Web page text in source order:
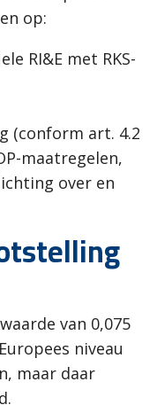
op:
RI&E met RKS-
(conform art. 4.2
maatregelen,
over en
van 0,075
niveau
maar daar